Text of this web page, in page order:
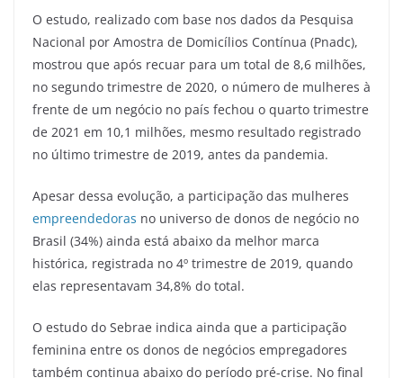
O estudo, realizado com base nos dados da Pesquisa
Nacional por Amostra de Domicílios Contínua (Pnadc),
mostrou que após recuar para um total de 8,6 milhões,
no segundo trimestre de 2020, o número de mulheres à
frente de um negócio no país fechou o quarto trimestre
de 2021 em 10,1 milhões, mesmo resultado registrado
no último trimestre de 2019, antes da pandemia.
Apesar dessa evolução, a participação das mulheres
empreendedoras no universo de donos de negócio no
Brasil (34%) ainda está abaixo da melhor marca
histórica, registrada no 4º trimestre de 2019, quando
elas representavam 34,8% do total.
O estudo do Sebrae indica ainda que a participação
feminina entre os donos de negócios empregadores
também continua abaixo do período pré-crise. No final